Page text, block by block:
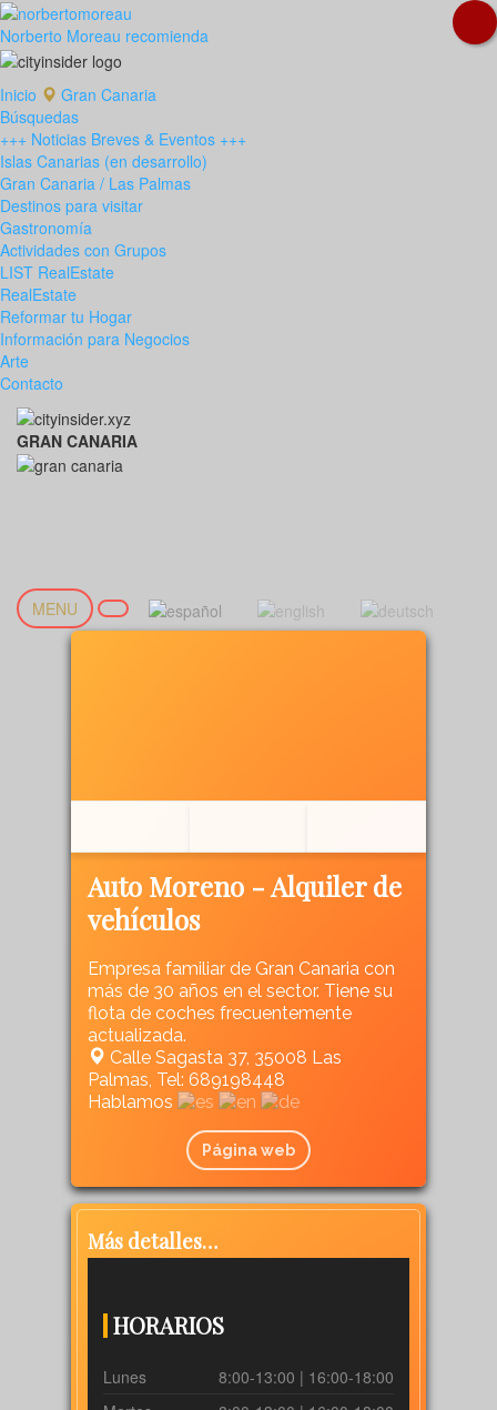
Norberto Moreau recomienda
Inicio
Gran Canaria
Búsquedas
+++ Noticias Breves & Eventos +++
Islas Canarias (en desarrollo)
Gran Canaria / Las Palmas
Destinos para visitar
Gastronomía
Actividades con Grupos
LIST RealEstate
RealEstate
Reformar tu Hogar
Información para Negocios
Arte
Contacto
GRAN CANARIA
MENU
Auto Moreno - Alquiler de
vehículos
Empresa familiar de Gran Canaria con
más de 30 años en el sector. Tiene su
flota de coches frecuentemente
actualizada.
Calle Sagasta 37, 35008 Las
Palmas, Tel: 689198448
Hablamos
Página web
Más detalles…
HORARIOS
Lunes
8:00-13:00 | 16:00-18:00